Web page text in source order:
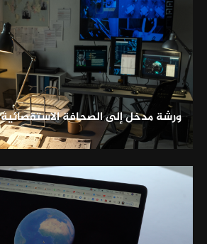
ورشة مدخل إلى الصحافة الاستقصائية